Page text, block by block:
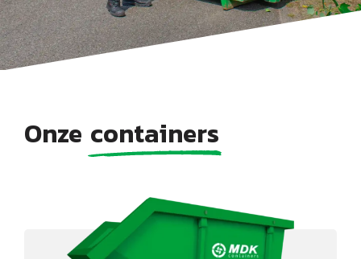
Onze containers